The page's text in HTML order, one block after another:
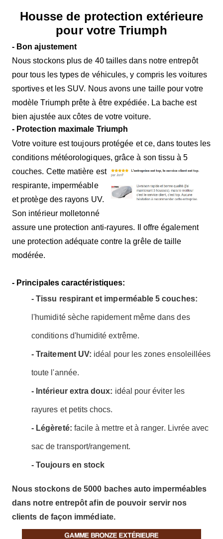
Housse de protection extérieure
pour votre Triumph
- Bon ajustement
Nous stockons plus de 40 tailles dans notre entrepôt
pour tous les types de véhicules, y compris les voitures
sportives et les SUV. Nous avons une taille pour votre
modèle Triumph prête à être expédiée. La bache est
bien ajustée aux côtes de votre voiture.
- Protection maximale Triumph
Votre voiture est toujours protégée et ce, dans toutes les
conditions météorologiques, grâce à son tissu à 5
couches. Cette matière est
respirante, imperméable
et protège des rayons UV.
Son intérieur molletonné
assure une protection anti-rayures. Il offre également
une protection adéquate contre la grêle de taille
modérée.
- Principales caractéristiques:
- Tissu respirant et imperméable 5 couches:
l'humidité sèche rapidement même dans des
conditions d'humidité extrême.
- Traitement UV: idéal pour les zones ensoleillées
toute l'année.
- Intérieur extra doux: idéal pour éviter les
rayures et petits chocs.
- Légèreté: facile à mettre et à ranger. Livrée avec
sac de transport/rangement.
- Toujours en stock
Nous stockons de 5000 baches auto imperméables
dans notre entrepôt afin de pouvoir servir nos
clients de façon immédiate.